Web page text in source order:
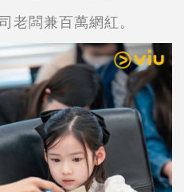
老闆兼百萬網紅。